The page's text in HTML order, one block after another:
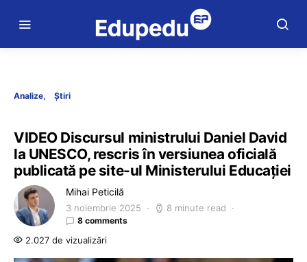
Analize Știri
VIDEO Discursul ministrului Daniel David
la UNESCO, rescris în versiunea oficială
publicată pe site-ul Ministerului Educației
Mihai Peticilă
3 noiembrie 2025 8 minute read
8 comments
2.027 de vizualizări